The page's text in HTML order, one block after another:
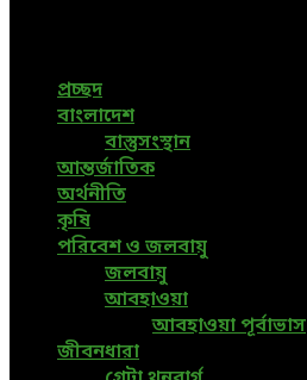
প্রচ্ছদ
বাংলাদেশ
বাস্তুসংস্থান
আন্তর্জাতিক
অর্থনীতি
কৃষি
পরিবেশ ও জলবায়ু
জলবায়ু
আবহাওয়া
আবহাওয়া পূর্বাভাস
জীবনধারা